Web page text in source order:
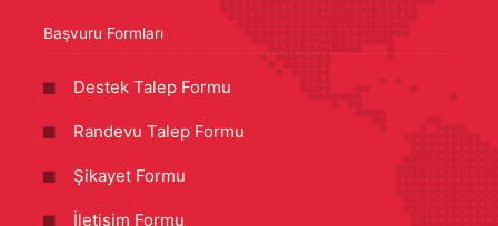
Başvuru Formları
Destek Talep Formu
Randevu Talep Formu
Şikayet Formu
İletişim Formu